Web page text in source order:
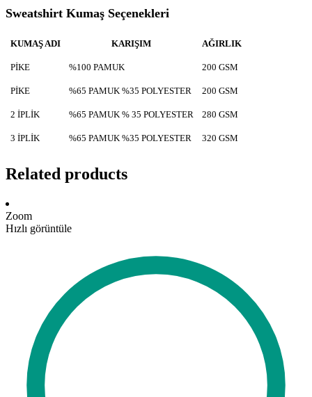
Sweatshirt Kumaş Seçenekleri
KUMAŞ ADI KARIŞIM AĞIRLIK
PİKE %100 PAMUK 200 GSM
PİKE %65 PAMUK %35 POLYESTER 200 GSM
2 İPLİK %65 PAMUK % 35 POLYESTER 280 GSM
3 İPLİK %65 PAMUK %35 POLYESTER 320 GSM
Related products
Zoom
Hızlı görüntüle